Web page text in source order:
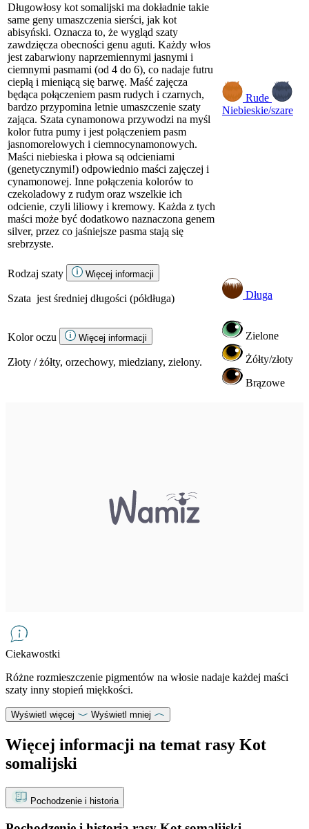
Długowłosy kot somalijski ma dokładnie takie
same geny umaszczenia sierści, jak kot
abisyński. Oznacza to, że wygląd szaty
zawdzięcza obecności genu aguti. Każdy włos
jest zabarwiony naprzemiennymi jasnymi i
ciemnymi pasmami (od 4 do 6), co nadaje futru
ciepłą i mieniącą się barwę. Maść zajęcza
będąca połączeniem pasm rudych i czarnych,
bardzo przypomina letnie umaszczenie szaty
zająca. Szata cynamonowa przywodzi na myśl
kolor futra pumy i jest połączeniem pasm
jasnomorelowych i ciemnocynamonowych.
Maści niebieska i płowa są odcieniami
(genetycznymi!) odpowiednio maści zajęczej i
cynamonowej. Inne połączenia kolorów to
czekoladowy z rudym oraz wszelkie ich
odcienie, czyli liliowy i kremowy. Każda z tych
maści może być dodatkowo naznaczona genem
silver, przez co jaśniejsze pasma stają się
srebrzyste.
Rude
Niebieskie/szare
Rodzaj szaty Więcej informacji
Szata jest średniej długości (półdługa) Długa
Kolor oczu Więcej informacji
Złoty / żółty, orzechowy, miedziany, zielony.
Zielone
Żółty/złoty
Brązowe
Ciekawostki
Różne rozmieszczenie pigmentów na włosie nadaje każdej maści
szaty inny stopień miękkości.
Wyświetl więcej Wyświetl mniej
Więcej informacji na temat rasy Kot
somalijski
Pochodzenie i historia